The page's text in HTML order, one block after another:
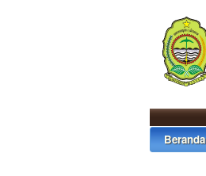
Beranda